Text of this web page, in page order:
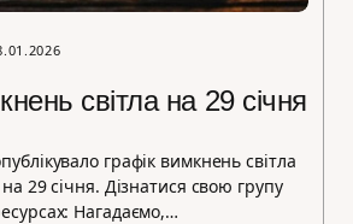
світла на 29 січня
графік вимкнень світла
29 січня. Дізнатися свою групу
Нагадаємо,…